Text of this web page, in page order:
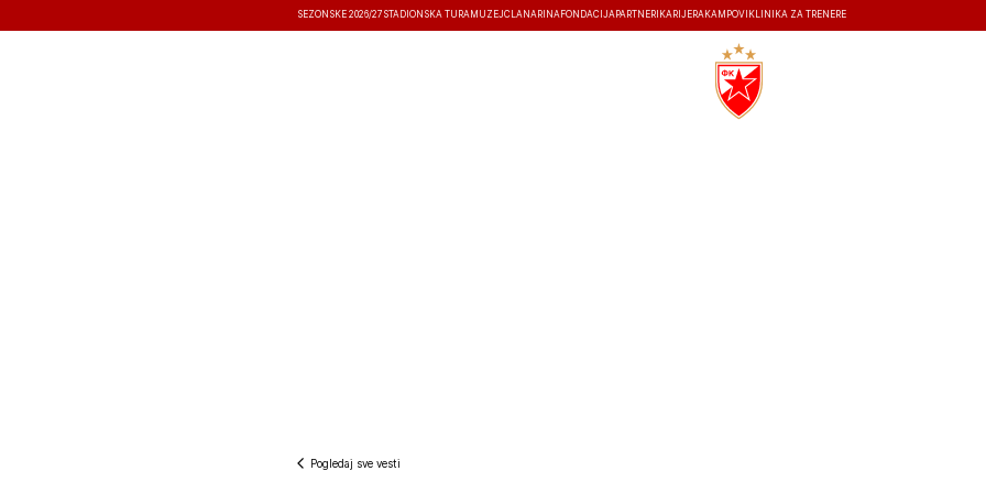
SEZONSKE 2026/27 STADIONSKA TURA MUZEJČLANARINA FONDACIJA PARTNERI KARIJERA KAMPOVI KLINIKA ZA TRENERE
Pogledaj sve vesti